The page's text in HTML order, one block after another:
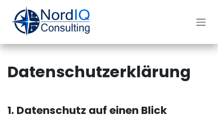
Zum Inhalt springen
Datenschutzerklärung
1. Datenschutz auf einen Blick